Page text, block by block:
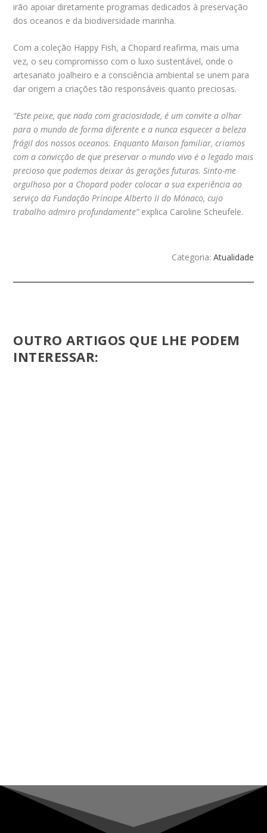
irão apoiar diretamente programas dedicados à preservação
dos oceanos e da biodiversidade marinha.
Com a coleção Happy Fish, a Chopard reafirma, mais uma
vez, o seu compromisso com o luxo sustentável, onde o
artesanato joalheiro e a consciência ambiental se unem para
dar origem a criações tão responsáveis quanto preciosas.
“Este peixe, que nada com graciosidade, é um convite a olhar
para o mundo de forma diferente e a nunca esquecer a beleza
frágil dos nossos oceanos. Enquanto Maison familiar, criamos
com a convicção de que preservar o mundo vivo é o legado mais
precioso que podemos deixar às gerações futuras. Sinto-me
orgulhoso por a Chopard poder colocar a sua experiência ao
serviço da Fundação Príncipe Alberto II do Mónaco, cujo
trabalho admiro profundamente”explica Caroline Scheufele.
Categoria: Atualidade
OUTRO ARTIGOS QUE LHE PODEM
INTERESSAR: